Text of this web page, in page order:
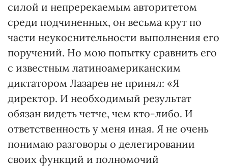
силой и непререкаемым авторитетом
среди подчиненных, он весьма крут по
части неукоснительности выполнения его
поручений. Но мою попытку сравнить его
с известным латиноамериканским
диктатором Лазарев не принял: «Я
директор. И необходимый результат
обязан видеть четче, чем кто-либо. И
ответственность у меня иная. Я не очень
понимаю разговоры о делегировании
своих функций и полномочий